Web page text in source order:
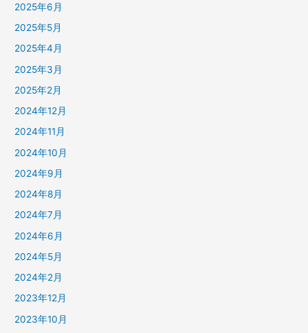
2025年6月
2025年5月
2025年4月
2025年3月
2025年2月
2024年12月
2024年11月
2024年10月
2024年9月
2024年8月
2024年7月
2024年6月
2024年5月
2024年2月
2023年12月
2023年10月